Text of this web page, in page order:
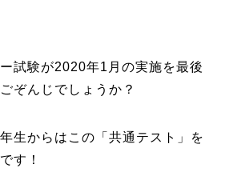
試験が2020年1月の実施を最後
ぞんじでしょうか？
生からはこの「共通テスト」を
す！